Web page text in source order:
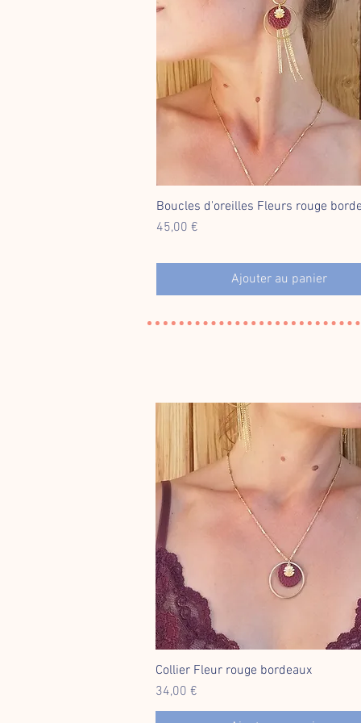
Aperçu rapide
Boucles d'oreilles Fleurs rouge
Prix
45,00 €
Ajouter au panier
Aperçu rapide
Collier Fleur rouge bordeaux
Prix
34,00 €